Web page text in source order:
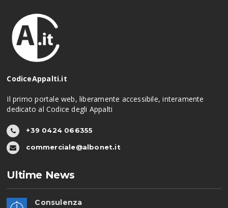
CodiceAppalti.it
Il primo portale web, liberamente accessibile, interamente
dedicato al Codice degli Appalti
+39 0424 066355
commerciale@albonet.it
Ultime News
Consulenza